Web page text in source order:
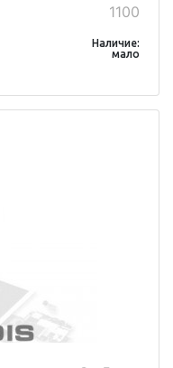
1100
Наличие:
мало